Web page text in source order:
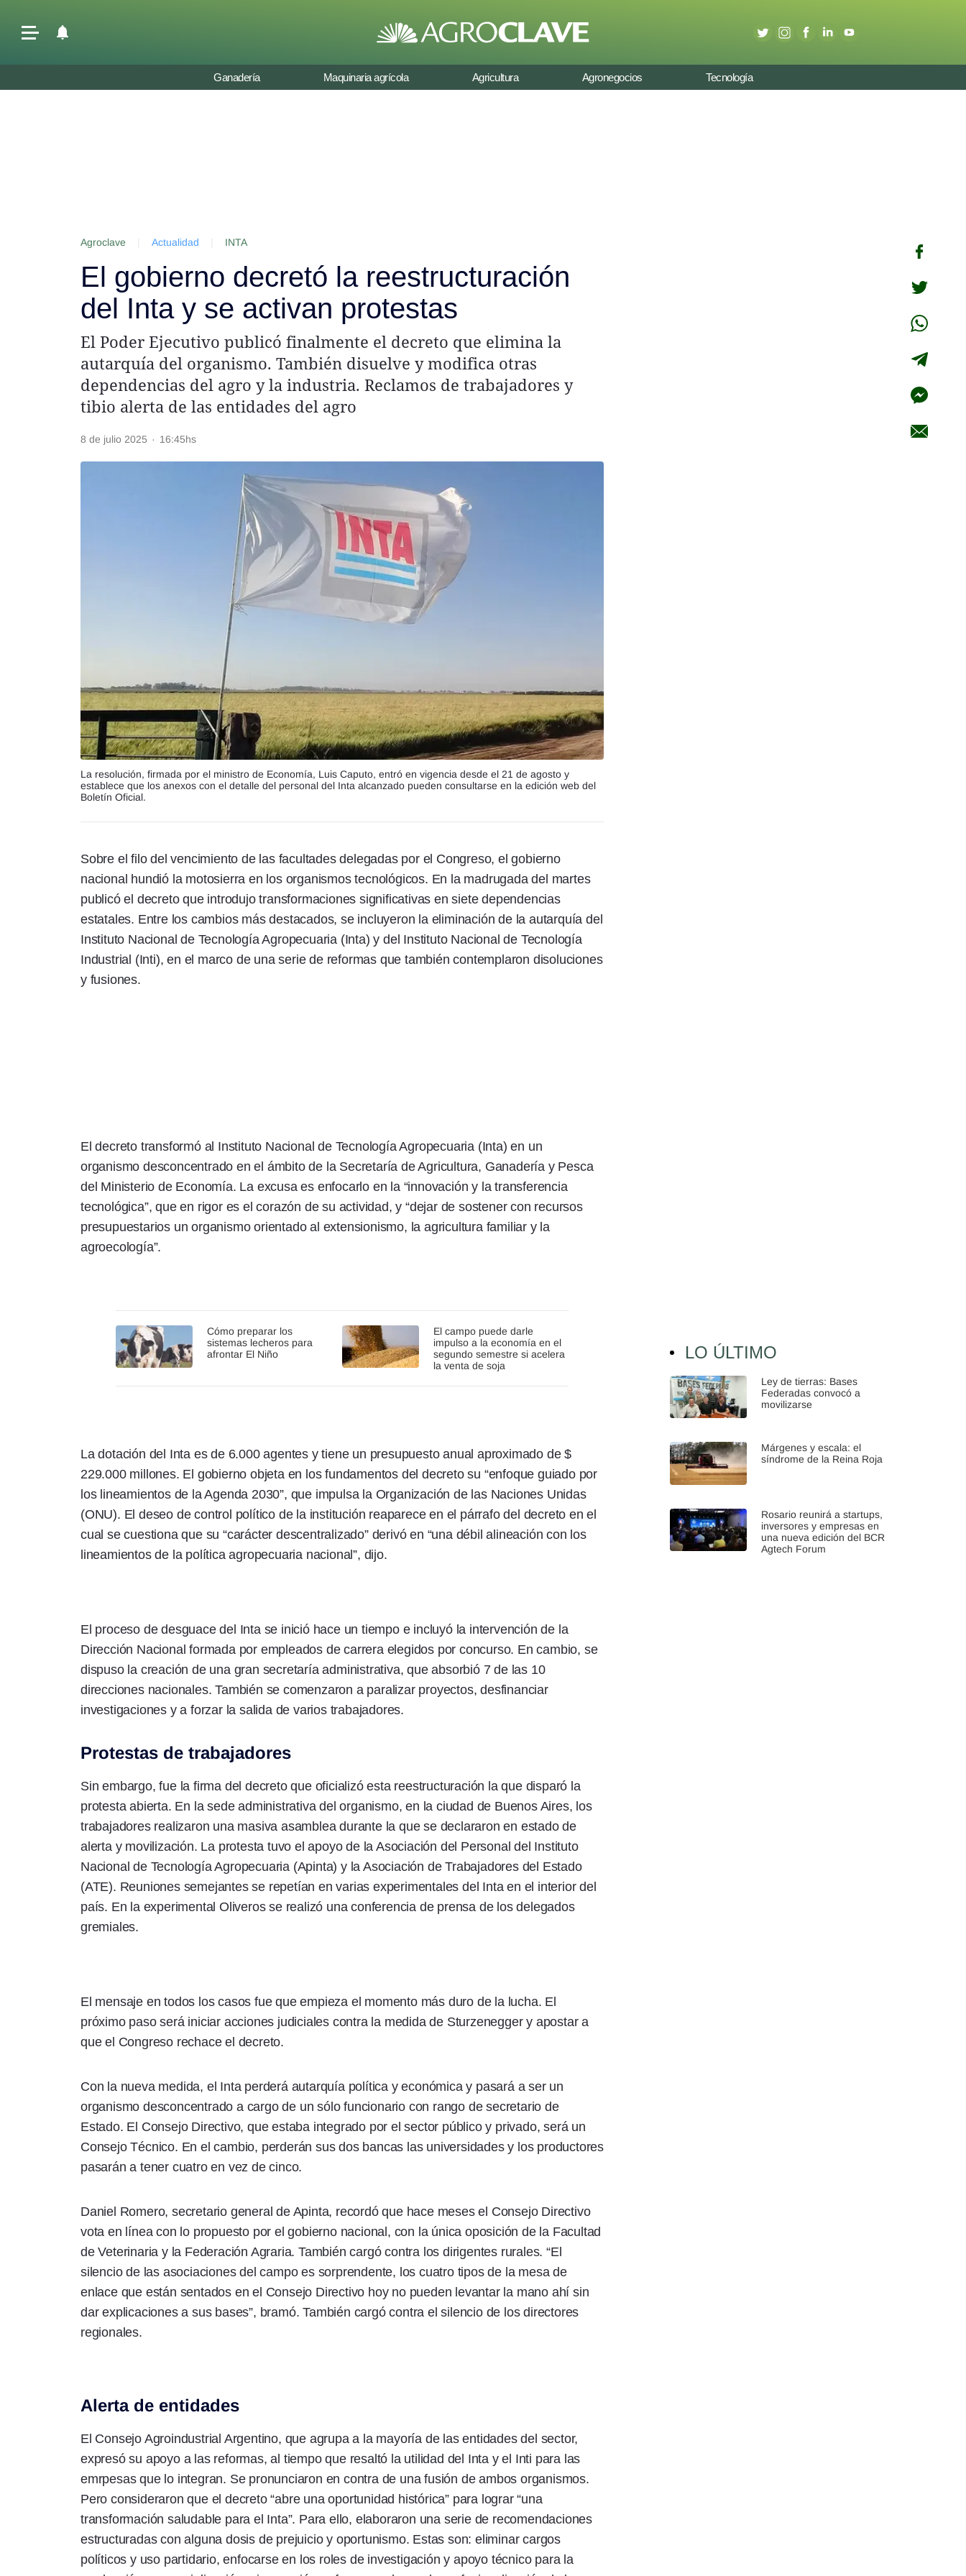
Ganadería Maquinaria agrícola Agricultura Agronegocios Tecnología
Agroclave Actualidad INTA
El gobierno decretó la reestructuración
del Inta y se activan protestas
El Poder Ejecutivo publicó finalmente el decreto que elimina la
autarquía del organismo. También disuelve y modifica otras
dependencias del agro y la industria. Reclamos de trabajadores y
tibio alerta de las entidades del agro
8 de julio 2025 · 16:45hs
La resolución, firmada por el ministro de Economía, Luis Caputo, entró en vigencia desde el 21 de agosto y
establece que los anexos con el detalle del personal del Inta alcanzado pueden consultarse en la edición web del
Boletín Oficial.
Sobre el filo del vencimiento de las facultades delegadas por el Congreso, el gobierno
nacional hundió la motosierra en los organismos tecnológicos. En la madrugada del martes
publicó el decreto que introdujo transformaciones significativas en siete dependencias
estatales. Entre los cambios más destacados, se incluyeron la eliminación de la autarquía del
Instituto Nacional de Tecnología Agropecuaria (Inta) y del Instituto Nacional de Tecnología
Industrial (Inti), en el marco de una serie de reformas que también contemplaron disoluciones
y fusiones.
El decreto transformó al Instituto Nacional de Tecnología Agropecuaria (Inta) en un
organismo desconcentrado en el ámbito de la Secretaría de Agricultura, Ganadería y Pesca
del Ministerio de Economía. La excusa es enfocarlo en la “innovación y la transferencia
tecnológica”, que en rigor es el corazón de su actividad, y “dejar de sostener con recursos
presupuestarios un organismo orientado al extensionismo, la agricultura familiar y la
agroecología”.
Cómo preparar los
sistemas lecheros para
afrontar El Niño
El campo puede darle
impulso a la economía en el
segundo semestre si acelera
la venta de soja
La dotación del Inta es de 6.000 agentes y tiene un presupuesto anual aproximado de $
229.000 millones. El gobierno objeta en los fundamentos del decreto su “enfoque guiado por
los lineamientos de la Agenda 2030”, que impulsa la Organización de las Naciones Unidas
(ONU). El deseo de control político de la institución reaparece en el párrafo del decreto en el
cual se cuestiona que su “carácter descentralizado” derivó en “una débil alineación con los
lineamientos de la política agropecuaria nacional”, dijo.
El proceso de desguace del Inta se inició hace un tiempo e incluyó la intervención de la
Dirección Nacional formada por empleados de carrera elegidos por concurso. En cambio, se
dispuso la creación de una gran secretaría administrativa, que absorbió 7 de las 10
direcciones nacionales. También se comenzaron a paralizar proyectos, desfinanciar
investigaciones y a forzar la salida de varios trabajadores.
Protestas de trabajadores
Sin embargo, fue la firma del decreto que oficializó esta reestructuración la que disparó la
protesta abierta. En la sede administrativa del organismo, en la ciudad de Buenos Aires, los
trabajadores realizaron una masiva asamblea durante la que se declararon en estado de
alerta y movilización. La protesta tuvo el apoyo de la Asociación del Personal del Instituto
Nacional de Tecnología Agropecuaria (Apinta) y la Asociación de Trabajadores del Estado
(ATE). Reuniones semejantes se repetían en varias experimentales del Inta en el interior del
país. En la experimental Oliveros se realizó una conferencia de prensa de los delegados
gremiales.
El mensaje en todos los casos fue que empieza el momento más duro de la lucha. El
próximo paso será iniciar acciones judiciales contra la medida de Sturzenegger y apostar a
que el Congreso rechace el decreto.
Con la nueva medida, el Inta perderá autarquía política y económica y pasará a ser un
organismo desconcentrado a cargo de un sólo funcionario con rango de secretario de
Estado. El Consejo Directivo, que estaba integrado por el sector público y privado, será un
Consejo Técnico. En el cambio, perderán sus dos bancas las universidades y los productores
pasarán a tener cuatro en vez de cinco.
Daniel Romero, secretario general de Apinta, recordó que hace meses el Consejo Directivo
vota en línea con lo propuesto por el gobierno nacional, con la única oposición de la Facultad
de Veterinaria y la Federación Agraria. También cargó contra los dirigentes rurales. “El
silencio de las asociaciones del campo es sorprendente, los cuatro tipos de la mesa de
enlace que están sentados en el Consejo Directivo hoy no pueden levantar la mano ahí sin
dar explicaciones a sus bases”, bramó. También cargó contra el silencio de los directores
regionales.
Alerta de entidades
El Consejo Agroindustrial Argentino, que agrupa a la mayoría de las entidades del sector,
expresó su apoyo a las reformas, al tiempo que resaltó la utilidad del Inta y el Inti para las
emrpesas que lo integran. Se pronunciaron en contra de una fusión de ambos organismos.
Pero consideraron que el decreto “abre una oportunidad histórica” para lograr “una
transformación saludable para el Inta”. Para ello, elaboraron una serie de recomendaciones
estructuradas con alguna dosis de prejuicio y oportunismo. Estas son: eliminar cargos
políticos y uso partidario, enfocarse en los roles de investigación y apoyo técnico para la
LO ÚLTIMO
Ley de tierras: Bases
Federadas convocó a
movilizarse
Márgenes y escala: el
síndrome de la Reina Roja
Rosario reunirá a startups,
inversores y empresas en
una nueva edición del BCR
Agtech Forum